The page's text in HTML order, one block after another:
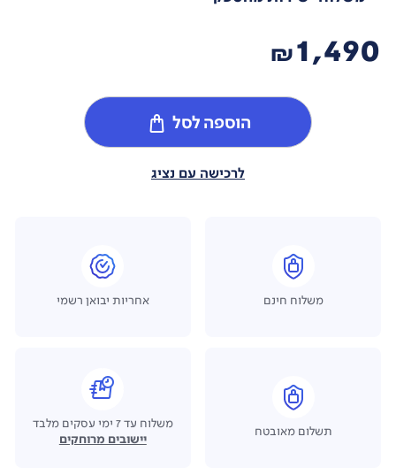
1,490
₪
הוספה לסל
לרכישה עם נציג
משלוח חינם אחריות יבואן רשמי
תשלום מאובטח
משלוח עד 7 ימי עסקים מלבד
יישובים מרוחקים